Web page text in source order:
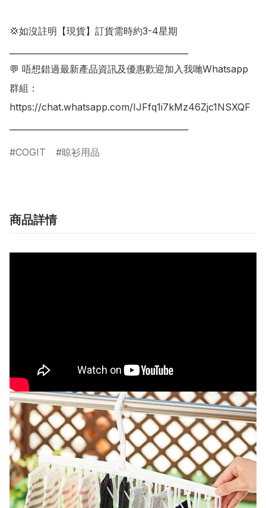
💢如沒註明【現貨】訂貨需時約3-4星期
💬 唔想錯過最新產品資訊及優惠歡迎加入我哋Whatsapp
群組：
https://chat.whatsapp.com/IJFfq1i7kMz46Zjc1NSXQF
COGIT 晾衫用品
商品詳情